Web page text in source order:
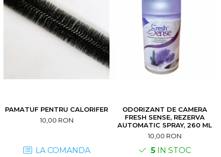
PAMATUF PENTRU CALORIFER
10,00 RON
LA COMANDA
ODORIZANT DE CAMERA
FRESH SENSE, REZERVA
AUTOMATIC SPRAY, 260 ML
10,00 RON
5IN STOC